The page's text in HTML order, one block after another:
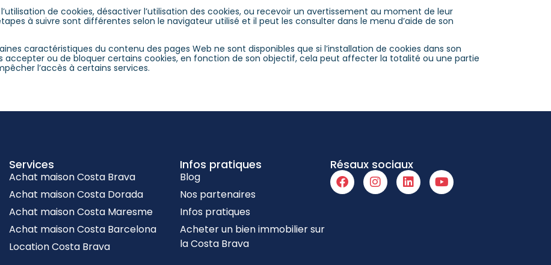
de cookies, désactiver l’utilisation des cookies, ou recevoir un avertissement au moment de leur
à suivre sont différentes selon le navigateur utilisé et il peut les consulter dans le menu d’aide de son
caractéristiques du contenu des pages Web ne sont disponibles que si l’installation de cookies dans son
accepter ou de bloquer certains cookies, en fonction de son objectif, cela peut affecter la totalité ou une partie
l’accès à certains services.
Services
Achat maison Costa Brava
Achat maison Costa Dorada
Achat maison Costa Maresme
Achat maison Costa Barcelona
Location Costa Brava
Infos pratiques
Blog
Nos partenaires
Infos pratiques
Acheter un bien immobilier sur
la Costa Brava
Résaux sociaux